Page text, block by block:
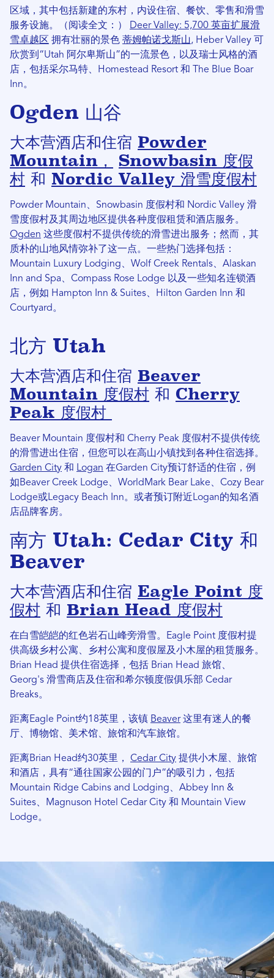
区域，其中包括新建的东村，内设住宿、餐饮、零售和滑雪
服务设施。（阅读全文：）
Deer Valley: 5,700 英亩扩展滑
雪卓越区 拥有壮丽的景色 蒂姆帕诺戈斯山, Heber Valley 可
欣赏到“Utah 阿尔卑斯山”的一流景色，以及瑞士风格的酒
店，包括采尔马特、Homestead Resort 和 The Blue Boar
Inn。
Ogden 山谷
大本营酒店和住宿 Powder
Mountain，
Snowbasin 度假
村 和 Nordic Valley 滑雪度假村
Powder Mountain、Snowbasin 度假村和 Nordic Valley 滑
雪度假村及其周边地区提供各种度假租赁和酒店服务。
Ogden 这些度假村不提供传统的滑雪进出服务；然而，其
质朴的山地风情弥补了这一点。一些热门选择包括：
Mountain Luxury Lodging、Wolf Creek Rentals、Alaskan
Inn and Spa、Compass Rose Lodge 以及一些知名连锁酒
店，例如 Hampton Inn & Suites、Hilton Garden Inn 和
Courtyard。
北方 Utah
大本营酒店和住宿 Beaver
Mountain 度假村 和 Cherry
Peak 度假村
Beaver Mountain 度假村和 Cherry Peak 度假村不提供传统
的滑雪进出住宿，但您可以在高山小镇找到各种住宿选择。
Garden City 和 Logan 在Garden City预订舒适的住宿，例
如Beaver Creek Lodge、WorldMark Bear Lake、Cozy Bear
Lodge或Legacy Beach Inn。或者预订附近Logan的知名酒
店品牌客房。
南方 Utah: Cedar City 和
Beaver
大本营酒店和住宿 Eagle Point 度
假村 和 Brian Head 度假村
在白雪皑皑的红色岩石山峰旁滑雪。Eagle Point 度假村提
供高级乡村公寓、乡村公寓和度假屋及小木屋的租赁服务。
Brian Head 提供住宿选择，包括 Brian Head 旅馆、
Georg's 滑雪商店及住宿和希尔顿度假俱乐部 Cedar
Breaks。
距离Eagle Point约18英里，该镇 Beaver这里有迷人的餐
厅、博物馆、美术馆、旅馆和汽车旅馆。
距离Brian Head约30英里， Cedar City 提供小木屋、旅馆
和酒店，具有“通往国家公园的门户”的吸引力，包括
Mountain Ridge Cabins and Lodging、Abbey Inn &
Suites、Magnuson Hotel Cedar City 和 Mountain View
Lodge。